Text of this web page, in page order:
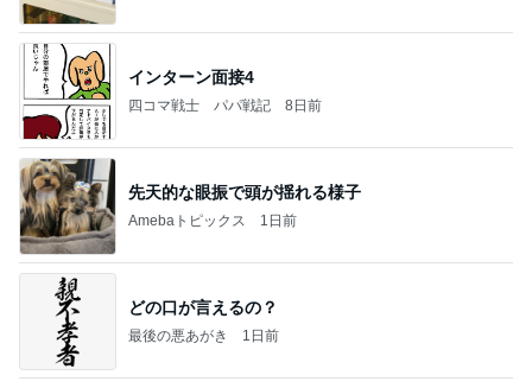
インターン面接4
四コマ戦士 パパ戦記 8日前
先天的な眼振で頭が揺れる様子
Amebaトピックス 1日前
どの口が言えるの？
最後の悪あがき 1日前